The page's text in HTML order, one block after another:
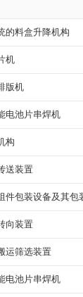
的料盒升降机构
机
版机
电池片串焊机
构
送装置
件包装设备及其包
向装置
运筛选装置
电池片串焊机